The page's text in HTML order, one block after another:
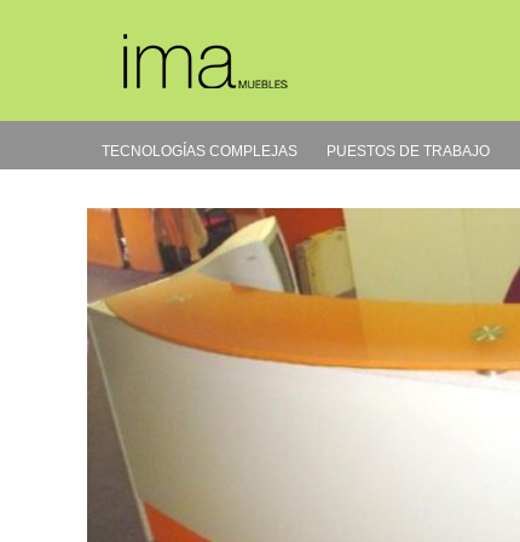
TECNOLOGÍAS COMPLEJAS PUESTOS DE TRABAJO